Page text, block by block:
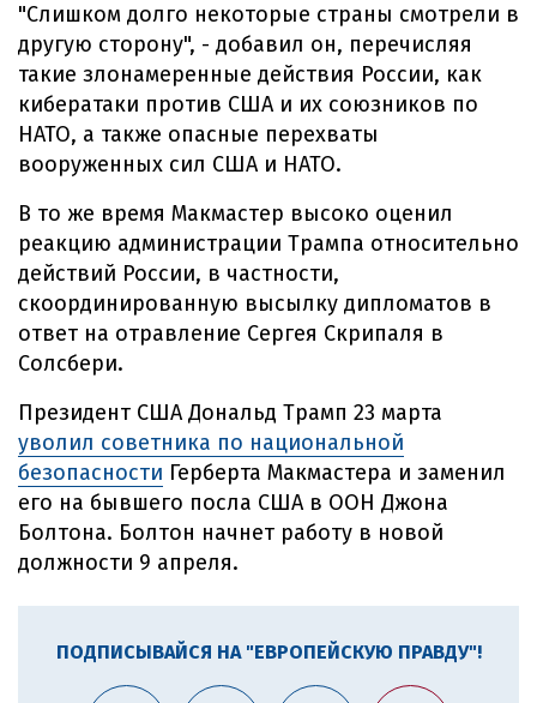
"Слишком долго некоторые страны смотрели в
другую сторону", - добавил он, перечисляя
такие злонамеренные действия России, как
кибератаки против США и их союзников по
НАТО, а также опасные перехваты
вооруженных сил США и НАТО.
В то же время Макмастер высоко оценил
реакцию администрации Трампа относительно
действий России, в частности,
скоординированную высылку дипломатов в
ответ на отравление Сергея Скрипаля в
Солсбери.
Президент США Дональд Трамп 23 марта
уволил советника по национальной
безопасности Герберта Макмастера и заменил
его на бывшего посла США в ООН Джона
Болтона. Болтон начнет работу в новой
должности 9 апреля.
ПОДПИСЫВАЙСЯ НА "ЕВРОПЕЙСКУЮ ПРАВДУ"!